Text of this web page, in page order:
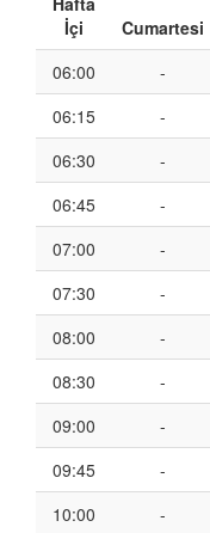
İçi
Cumartesi
06:00
-
06:15
-
06:30
-
06:45
-
07:00
-
07:30
-
08:00
-
08:30
-
09:00
-
09:45
-
10:00
-